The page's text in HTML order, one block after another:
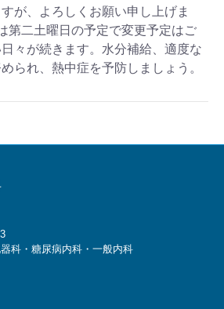
が、よろしくお願い申し上げま
第二土曜日の予定で変更予定はご
々が続きます。水分補給、適度な
られ、熱中症を予防しましょう。
科・糖尿病内科・一般内科